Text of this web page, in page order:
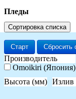
Пледы
Сортировка списка
Старт Сбросить
Производитель
Omoikiri (Япония)
Высота (мм) Излив